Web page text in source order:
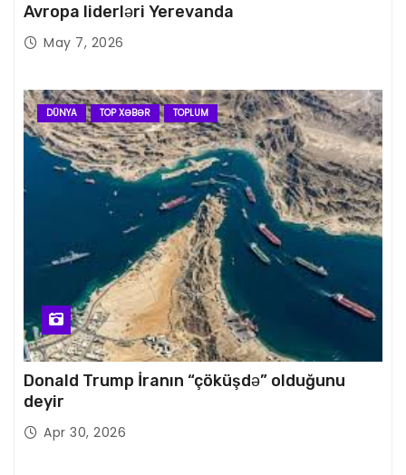
Avropa liderləri Yerevanda
May 7, 2026
DÜNYA TOP XƏBƏR TOPLUM
Donald Trump İranın “çöküşdə” olduğunu
deyir
Apr 30, 2026